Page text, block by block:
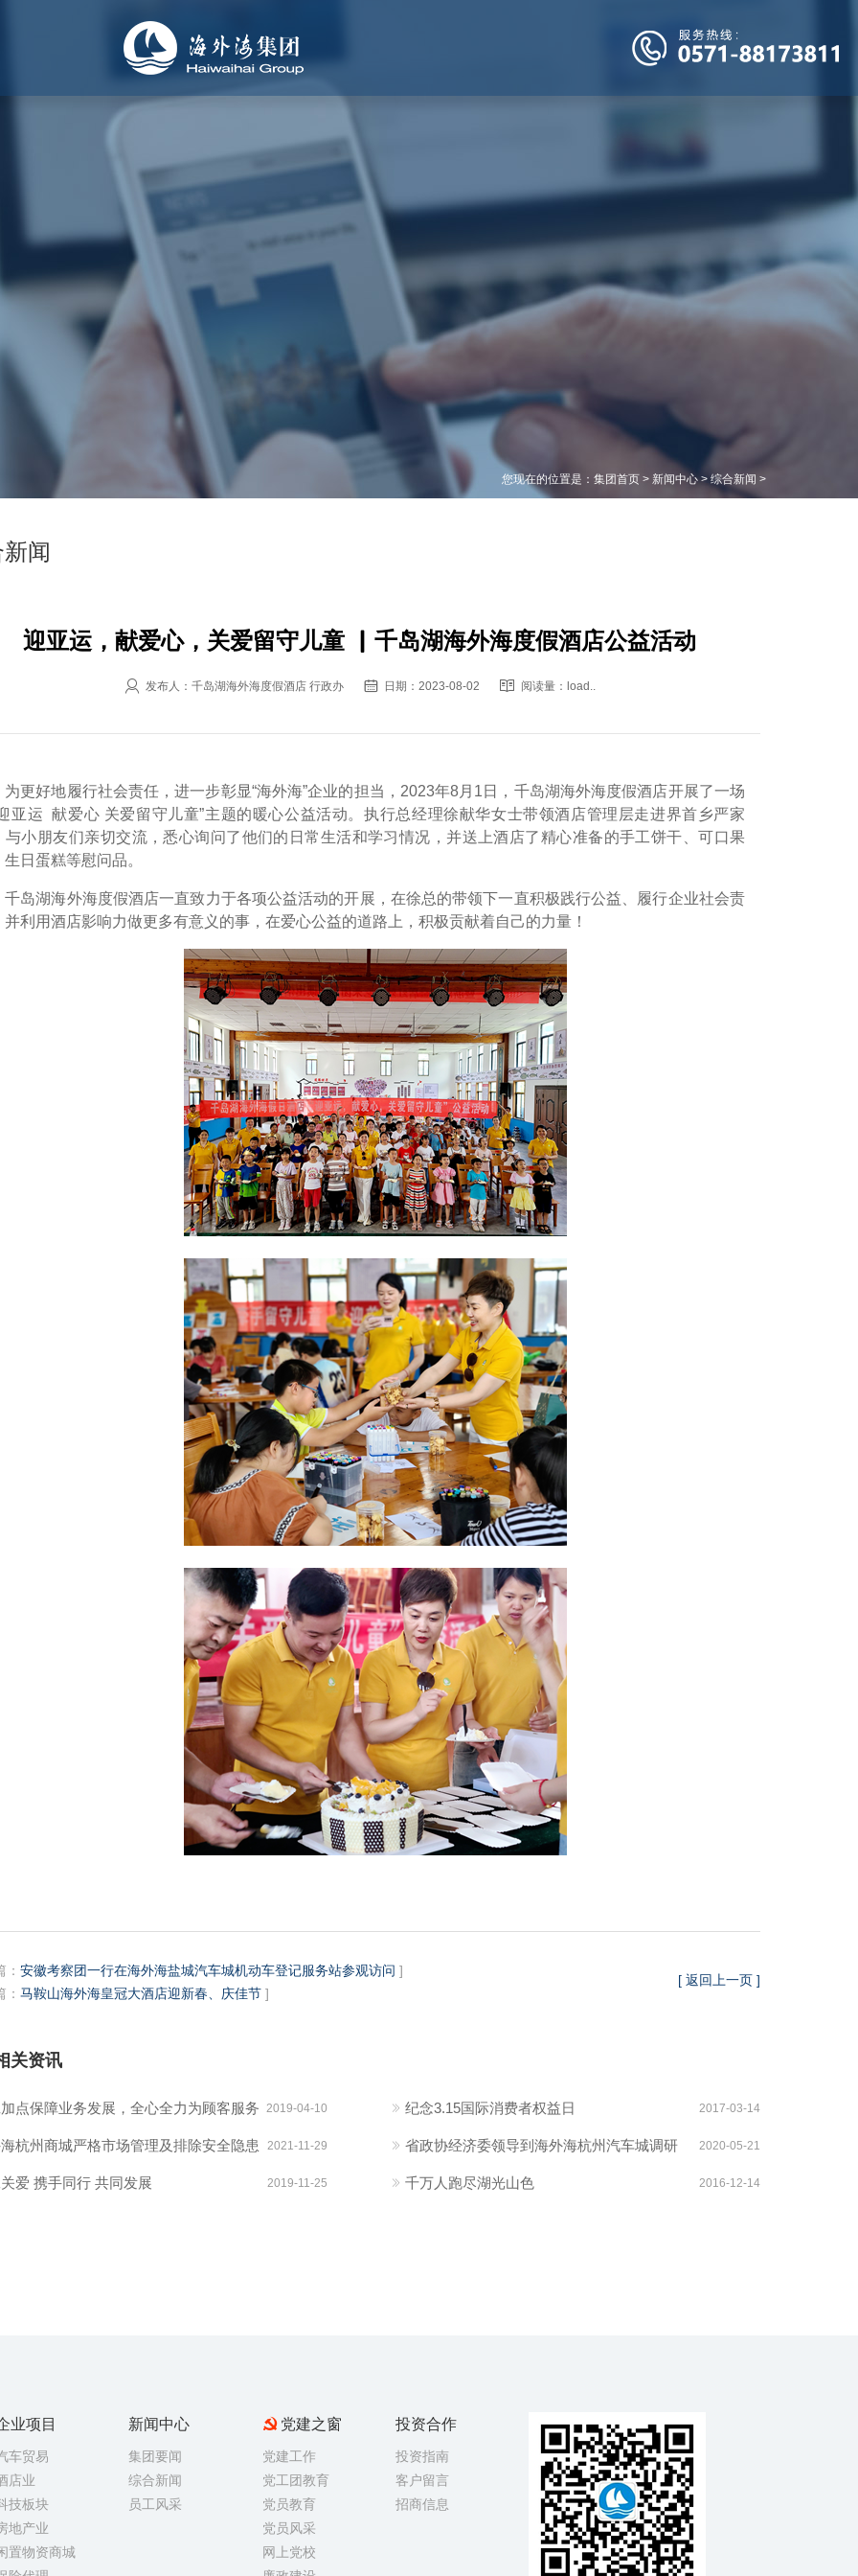
您现在的位置是： 集团首页 > 新闻中心> 综合新闻 >
闻
迎亚运，献爱心，关爱留守儿童 ▏千岛湖海外海度假酒店公益活动
 发布人： 千岛湖海外海度假酒店 行政办  日期：2023-08-02  阅读量： load..
为更好地履行社会责任，进一步彰显“海外海”企业的担当，2023年8月1日，千岛湖海外海度假酒店开展了一场
亚运 献爱心 关爱留守儿童”主题的暖心公益活动。执行总经理徐献华女士带领酒店管理层走进界首乡严家
与小朋友们亲切交流，悉心询问了他们的日常生活和学习情况，并送上酒店了精心准备的手工饼干、可口果
生日蛋糕等慰问品。
千岛湖海外海度假酒店一直致力于各项公益活动的开展，在徐总的带领下一直积极践行公益、履行企业社会责
并利用酒店影响力做更多有意义的事，在爱心公益的道路上，积极贡献着自己的力量！
[ 返回上一页 ]
：安徽考察团一行在海外海盐城汽车城机动车登记服务站参观访问 ]
：马鞍山海外海皇冠大酒店迎新春、庆佳节 ]
关资讯
2019-04-10
点保障业务发展，全心全力为顾客服务 2017-03-14
纪念3.15国际消费者权益日
2021-11-29
杭州商城严格市场管理及排除安全隐患 2020-05-21
省政协经济委领导到海外海杭州汽车城调研
2019-11-25
爱 携手同行 共同发展 2016-12-14
千万人跑尽湖光山色
业项目
车贸易
店业
技板块
地产业
置物资商城
新闻中心
集团要闻
综合新闻
员工风采
党建之窗
党建工作
党工团教育
党员教育
党员风采
网上党校
投资合作
投资指南
客户留言
招商信息